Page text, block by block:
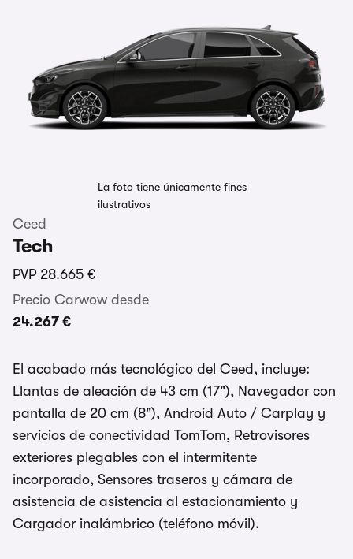
La foto tiene únicamente fines
ilustrativos
Ceed
Tech
PVP 28.665 €
Precio Carwow desde
24.267 €
El acabado más tecnológico del Ceed, incluye:
Llantas de aleación de 43 cm (17"), Navegador con
pantalla de 20 cm (8"), Android Auto / Carplay y
servicios de conectividad TomTom, Retrovisores
exteriores plegables con el intermitente
incorporado, Sensores traseros y cámara de
asistencia de asistencia al estacionamiento y
Cargador inalámbrico (teléfono móvil).